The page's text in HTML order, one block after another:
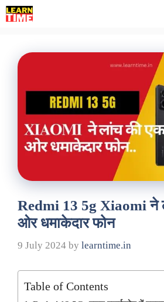
Skip
to
Redmi 13 5g Xiaomi ने
ओर धमाकेदार फोन
9 July 2024 by learntime.in
Table of Contents